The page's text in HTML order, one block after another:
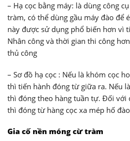
– Hạ cọc bằng máy: là dùng công
tràm, có thể dùng gầu máy đào để
này được sử dụng phổ biến hơn vì
Nhân công và thời gian thi công
thủ công
– Sơ đồ hạ cọc : Nếu là khóm cọc
thì tiến hành đóng từ giữa ra. Nếu
thì đóng theo hàng tuần tự. Đối với
thì đóng từ hàng cọc xa mép hố
Gia cố nền móng cừ tràm